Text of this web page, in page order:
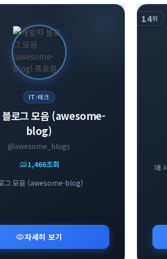
IT·테크
블로그 모음 (awesome-
blog)
@awesome_blogs
monitoring1,466조회
그 모음 (awesome-blog)
visibility자세히 보기
14위
매